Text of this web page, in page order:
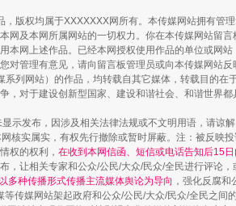
如何以同查同治破解风腐
，版权均属于XXXXXXX网所有。本传媒网站拥有
网及本网所属网站的一切权力。你在本传媒网站留
本网上述作品。已经本网授权使用作品的单位或网
对管理有意见，请向留言板管理员或向本传媒网站反
系列网站）的作品，均转载自其它媒体，转载目的
，对于建设创新型国家、建设和谐社会、和谐世界
示发布，因涉及相关法律法规或不文明用语，请谅
核实属实，有权先行撤除或暂时屏蔽。注：被反映
权的权利， 在收到本网信函、短信或电话告知后15
，让相关专家和公众/公民/大众/民众/全民进行评论
多种传播形式传播主流媒体舆论为导向 ，强化反腐
传媒网站架起政府和公众/公民/大众/民众/全民之